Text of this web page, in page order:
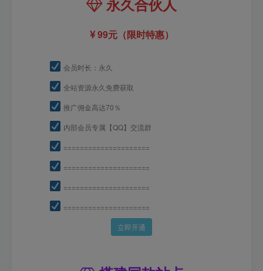
永久合伙人
99元（限时特惠）
会员时长：永久
全站资源永久免费获取
推广佣金高达70％
内部会员专属【QQ】交流群
=====================
=====================
=====================
=====================
立即开通